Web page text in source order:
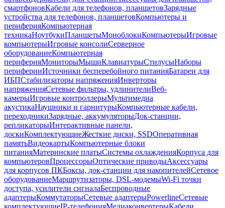
смартфоновКабели для телефонов, планшетовЗарядные
устройства для телефонов, планшетовКомпьютеры и
периферияКомпьютерная
техникаНоутбукиПланшетыМоноблокиКомпьютерыИгровые
компьютерыИгровые консолиСерверное
оборудованиеКомпьютерная
периферияМониторыМышиКлавиатурыСтилусыНаборы
периферииИсточники бесперебойного питанияБатареи для
ИБПСтабилизаторы напряженияИнверторы
напряженияСетевые фильтры, удлинителиВеб-
камерыИгровые контроллерыМультимедиа
акустикаНаушники и гарнитурыКомпьютерные кабели,
переходникиЗарядные, аккумуляторыДок-станции,
репликаторыИнтерактивные панели,
доскиКомплектующиеЖесткие диски, SSDОперативная
памятьВидеокартыКомпьютерные блоки
питанияМатеринские платыСистемы охлажденияКорпуса для
компьютеровПроцессорыОптические приводыАксессуары
для корпусов ПКБоксы, док-станции для накопителейСетевое
оборудованиеМаршрутизаторы, DSL-модемыWi-Fi точки
доступа, усилители сигналаБеспроводные
адаптерыКоммутаторыСетевые адаптерыPowerlineСетевые
комплектующиеIP-телефонияМедиаконвертерыКабели,